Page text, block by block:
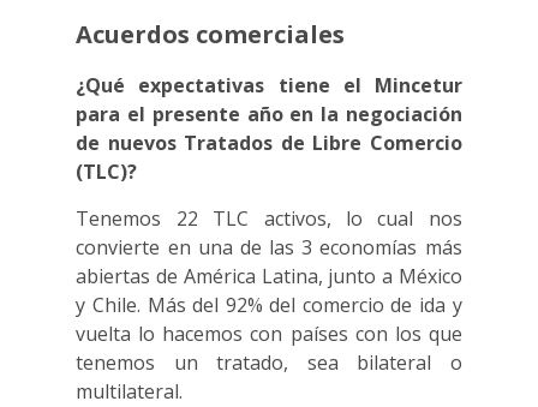
Acuerdos comerciales
¿Qué expectativas tiene el Mincetur
para el presente año en la negociación
de nuevos Tratados de Libre Comercio
(TLC)?
Tenemos 22 TLC activos, lo cual nos
convierte en una de las 3 economías más
abiertas de América Latina, junto a México
y Chile. Más del 92% del comercio de ida y
vuelta lo hacemos con países con los que
tenemos un tratado, sea bilateral o
multilateral.